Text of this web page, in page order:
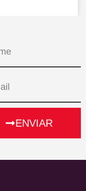
ENVIAR